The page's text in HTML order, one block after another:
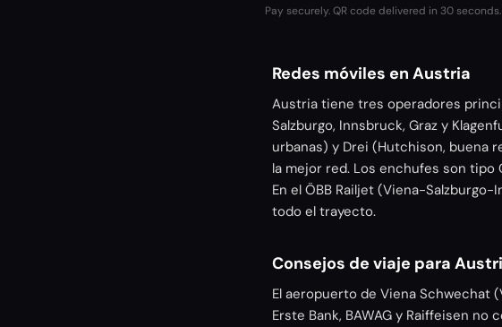
Pay securely. QR code delivered in 30
Redes móviles en Austria
Austria tiene tres operadores
Salzburgo, Innsbruck, Graz y
urbanas) y Drei (Hutchison, buena
la mejor red. Los enchufes son tipo
En el ÖBB Railjet (Viena-
todo el trayecto.
Consejos de viaje para
El aeropuerto de Viena Schwechat
Erste Bank, BAWAG y Raiffeisen